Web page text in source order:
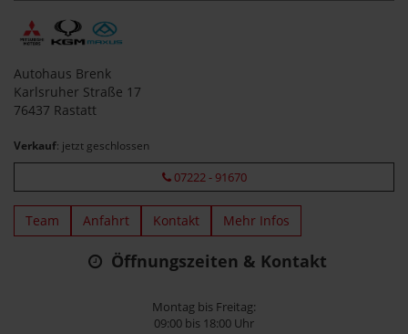
Autohaus Brenk
Karlsruher Straße 17
76437 Rastatt
Verkauf: jetzt geschlossen
07222 - 91670
Team Anfahrt Kontakt Mehr Infos
Öffnungszeiten & Kontakt
Montag bis Freitag:
09:00 bis 18:00 Uhr